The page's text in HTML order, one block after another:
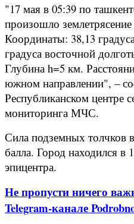
"17 мая в 05:39 по
произошло землетрясение
Координаты: 38,13
градуса восточной
Глубина h=5 км.
южном направлении", –
Республиканском центре
мониторинга МЧС.
Сила подземных толчков
балла. Город находился в
эпицентра.
Не пропусти ничего
Telegram-канале